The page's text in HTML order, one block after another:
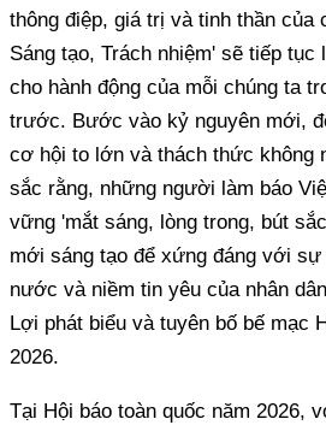
thông điệp, giá trị và tinh thần của
Sáng tạo, Trách nhiệm' sẽ tiếp tục
cho hành động của mỗi chúng ta
trước. Bước vào kỷ nguyên mới,
cơ hội to lớn và thách thức không
sắc rằng, những người làm báo
vững 'mắt sáng, lòng trong, bút
mới sáng tạo để xứng đáng với
nước và niềm tin yêu của nhân
Lợi phát biểu và tuyên bố bế mạc
2026.
Tại Hội báo toàn quốc năm 2026,